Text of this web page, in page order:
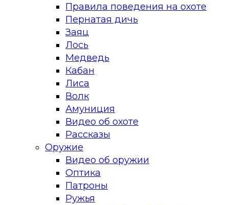
Правила поведения на охоте
Пернатая дичь
Заяц
Лось
Медведь
Кабан
Лиса
Волк
Амуниция
Видео об охоте
Рассказы
Оружие
Видео об оружии
Оптика
Патроны
Ружья